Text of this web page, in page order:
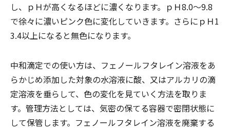
し、ｐＨが高くなるほどに濃くなります。ｐＨ8.0～9.8
で徐々に濃いピンク色に変化していきます。さらにｐＨ1
3.4以上になると無色になります。
中和滴定での使い方は、フェノールフタレイン溶液をあ
らかじめ添加した対象の水溶液に酸、又はアルカリの滴
定溶液を垂らして、色の変化を見ていく方法を取りま
す。管理方法としては、気密の保てる容器で密閉状態に
して保管します。フェノールフタレイン溶液を廃棄する